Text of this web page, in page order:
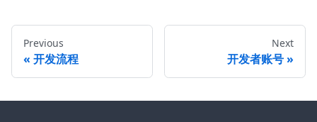
Previous
开发流程
Next
开发者账号